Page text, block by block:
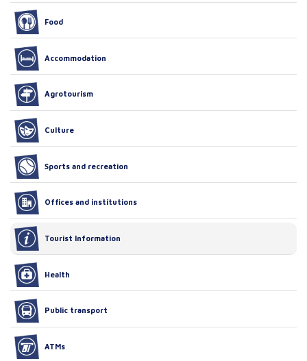
Food
Accommodation
Agrotourism
Culture
Sports and recreation
Offices and institutions
Tourist Information
Health
Public transport
ATMs